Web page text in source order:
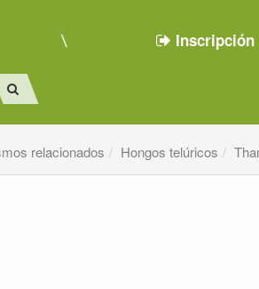
Inscripción
relacionados Hongos telúricos